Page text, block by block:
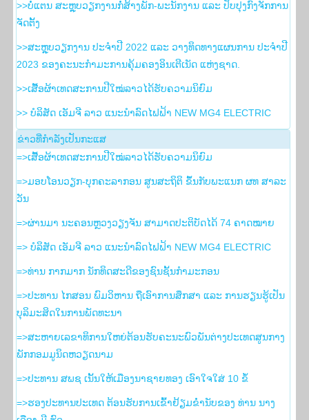
>>ບໍ່ແຕນ ສະຫຼຸບວຽກງານກໍ່ສ້າງພັກ-ພະນັກງານ ແລະ ປັບປຸງກົງຈັກການ
ຈັດຕັ້ງ
>>ສະຫຼຸບວຽກງານ ປະຈໍາປີ 2022 ແລະ ວາງທິດທາງແຜນການ ປະຈໍາປີ
2023 ຂອງຄະນະກໍາມະການຄຸ້ມຄອງອິນເຕີເນັດ ແຫ່ງຊາດ.
>>ເສື້ອຜ້າເທດສະການປີໃໝ່ລາວໄດ້ຮັບຄວາມນິຍົມ
>> ບໍລິສັດ ເອັມຈີ ລາວ ແນະນຳລົດໄຟຟ້າ NEW MG4 ELECTRIC
ຂ່າວ​ທີ່​ກຳ​ລັງ​ເປັນ​ກະ​ແສ
=>ເສື້ອຜ້າເທດສະການປີໃໝ່ລາວໄດ້ຮັບຄວາມນິຍົມ
=>ມອບໂອນວຽກ-ບຸກຄະລາກອນ ສູນສະຖິຕິ ຂຶ້ນກັບພະແນກ ຜທ ສາລະ
ວັນ
=>ຜ່ານມາ ນະຄອນຫຼວງວຽງຈັນ ສາມາດປະຕິບັດໄດ້ 74 ຄາດໝາຍ
=> ບໍລິສັດ ເອັມຈີ ລາວ ແນະນຳລົດໄຟຟ້າ NEW MG4 ELECTRIC
=>ທ່ານ ກາກມາກ ນັກທິດສະດີຂອງຊົນຊັ້ນກຳມະກອນ
=>ປະທານ ໄກສອນ ພົມວິຫານ ຖືເອົາການສຶກສາ ແລະ ການຮຽນຮູ້ເປັນ
ບຸລິມະສິດໃນການພັດທະນາ
=>ສະຫາຍເລຂາທິການໃຫຍ່ຕ້ອນຮັບຄະນະພົວພັນຕ່າງປະເທດສູນກາງ
ພັກກອມມູນິດຫວຽດນາມ
=>ປະທານ ສພຊ ເນັ້ນໃຫ້ເມືອງນາຊາຍທອງ ເອົາໃຈໃສ່ 10 ຂໍ້
=>ຮອງ​ປະທານ​ປະເທດ ຕ້ອນຮັບ​ການ​ເຂົ້າ​ຢ້ຽມ​ຂ່ຳນັບ​ຂອງ ທ່ານ ນາງ